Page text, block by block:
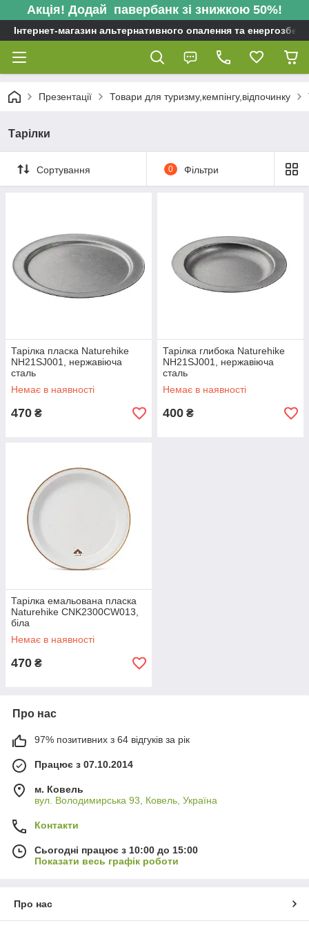
Акція! Додай павербанк зі знижкою 50%!
Інтернет-магазин альтернативного опалення та
Презентації Товари для туризму,кемпінгу,відпочинку
Тарілки
Сортування 0 Фільтри
Тарілка пласка Naturehike
NH21SJ001, нержавіюча
сталь
Немає в наявності
470 ₴
Тарілка глибока Naturehike
NH21SJ001, нержавіюча
сталь
Немає в наявності
400 ₴
Тарілка емальована пласка
Naturehike CNK2300CW013,
біла
Немає в наявності
470 ₴
Про нас
97% позитивних з 64 відгуків за рік
Працює з 07.10.2014
м. Ковель
вул. Володимирська 93, Ковель, Україна
Контакти
Сьогодні працює з 10:00 до 15:00
Показати весь графік роботи
Про нас